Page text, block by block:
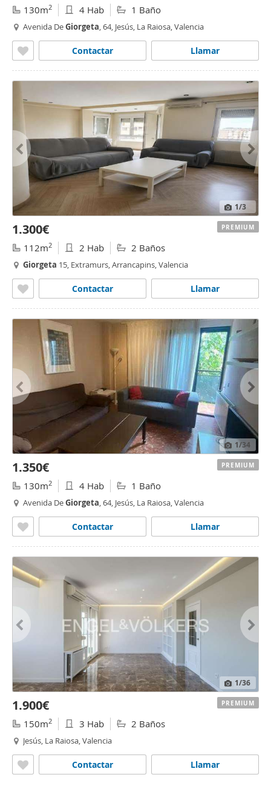
130m2 4 Hab 1 Baño
Avenida DeGiorgeta, 64, Jesús, La Raiosa, Valencia
Llamar
Contactar
1/3
1.300€
112m2 2 Hab 2 Baños
Giorgeta 15, Extramurs, Arrancapins, Valencia
Llamar
Contactar
PREMIUM
1/34
1.350€
130m2 4 Hab 1 Baño
Avenida DeGiorgeta, 64, Jesús, La Raiosa, Valencia
Llamar
Contactar
PREMIUM
1/36
1.900€
150m2 3 Hab 2 Baños
Jesús, La Raiosa, Valencia
Llamar
Contactar
PREMIUM